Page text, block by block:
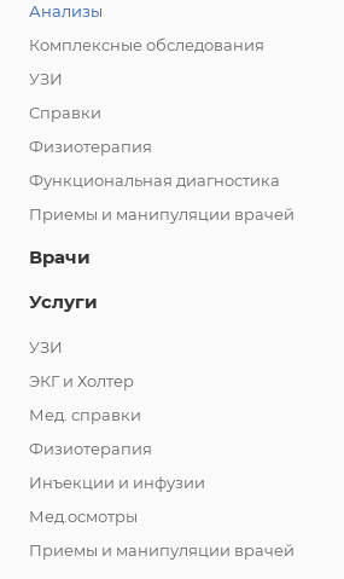
Анализы
Комплексные обследования
УЗИ
Справки
Физиотерапия
Функциональная диагностика
Приемы и манипуляции врачей
Врачи
Услуги
УЗИ
ЭКГ и Холтер
Мед. справки
Физиотерапия
Инъекции и инфузии
Мед.осмотры
Приемы и манипуляции врачей